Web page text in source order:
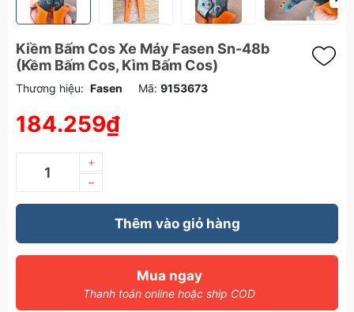
Kiềm Bấm Cos Xe Máy Fasen Sn-48b
(Kềm Bấm Cos, Kìm Bấm Cos)
Thương hiệu: Fasen Mã: 9153673
184.259₫
–
+
Thêm vào giỏ hàng
Mua ngay
Thanh toán online hoặc ship COD